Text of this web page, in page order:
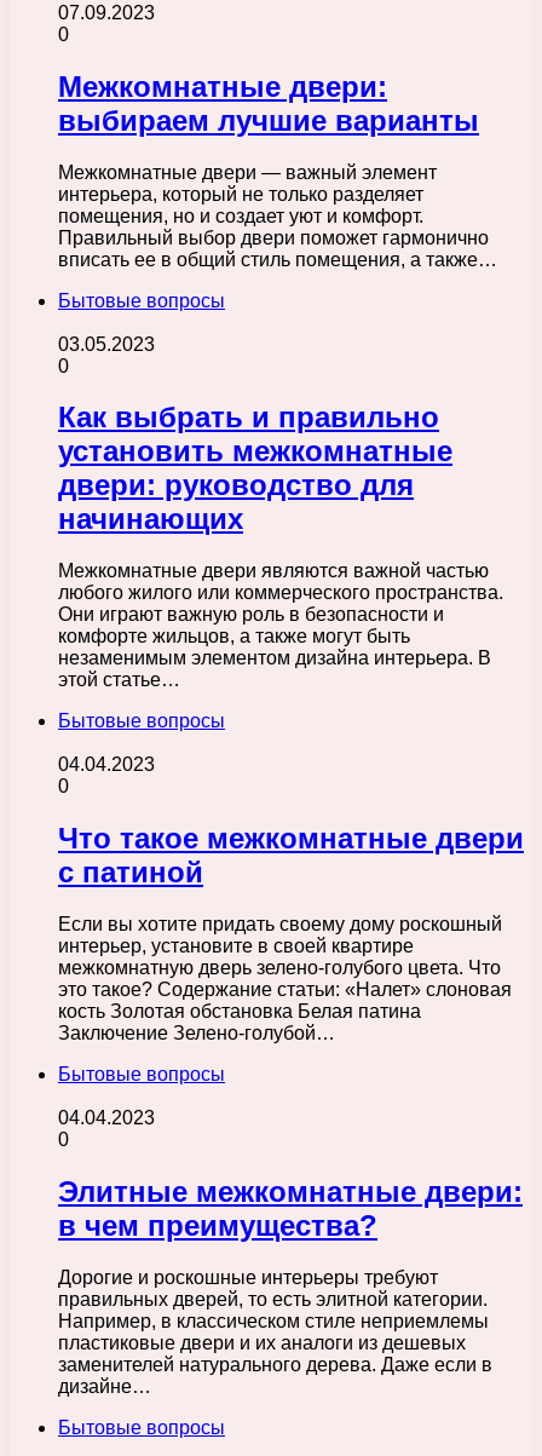
07.09.2023
0
Межкомнатные двери:
выбираем лучшие варианты
Межкомнатные двери — важный элемент
интерьера, который не только разделяет
помещения, но и создает уют и комфорт.
Правильный выбор двери поможет гармонично
вписать ее в общий стиль помещения, а также…
Бытовые вопросы
03.05.2023
0
Как выбрать и правильно
установить межкомнатные
двери: руководство для
начинающих
Межкомнатные двери являются важной частью
любого жилого или коммерческого пространства.
Они играют важную роль в безопасности и
комфорте жильцов, а также могут быть
незаменимым элементом дизайна интерьера. В
этой статье…
Бытовые вопросы
04.04.2023
0
Что такое межкомнатные двери
с патиной
Если вы хотите придать своему дому роскошный
интерьер, установите в своей квартире
межкомнатную дверь зелено-голубого цвета. Что
это такое? Содержание статьи: «Налет» слоновая
кость Золотая обстановка Белая патина
Заключение Зелено-голубой…
Бытовые вопросы
04.04.2023
0
Элитные межкомнатные двери:
в чем преимущества?
Дорогие и роскошные интерьеры требуют
правильных дверей, то есть элитной категории.
Например, в классическом стиле неприемлемы
пластиковые двери и их аналоги из дешевых
заменителей натурального дерева. Даже если в
дизайне…
Бытовые вопросы